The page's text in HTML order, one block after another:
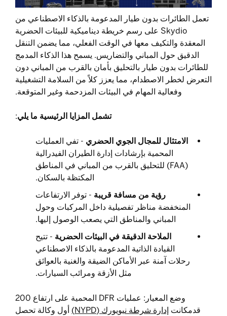
تعمل الطائرات بدون طيار المدعومة بالذكاء الاصطناعي من
Skydio على رسم خريطة ديناميكية للبيئات الحضرية
المعقدة والتكيف معها في الوقت الفعلي، مما يضمن التنقل
الدقيق حول المباني والتضاريس. يسمح هذا الذكاء المدمج
للطائرات بدون طيار بالتحليق بأمان بالقرب من المباني دون
التعرض لخطر الاصطدام، مما يعزز كلاً من السلامة التشغيلية
وفعالية المهام في البيئات المزدحمة وغير المتوقعة.
تشمل المزايا الرئيسية ما يلي:
الامتثال للمجال الجوي الحضري - تفي العمليات
المحمية بإرشادات إدارة الطيران الفيدرالية
(FAA) للتحليق بالقرب من المباني في المناطق
المكتظة بالسكان.
رؤية من مسافة قريبة - توفر الارتفاعات
المنخفضة مناظر تفصيلية داخل المركبات وحول
المباني والمناطق التي يصعب الوصول إليها.
الملاحة الدقيقة في البيئات الحضرية - تتيح
القيادة الذاتية المدعومة بالذكاء الاصطناعي
رحلات آمنة عبر الأماكن الضيقة والغنية بالعوائق
مثل الأزقة ومرائب السيارات.
وضع المعيار: عمليات DFR المحمية على ارتفاع 200
قدمكانت إدارة شرطة نيويورك (NYPD) أول وكالة تحصل